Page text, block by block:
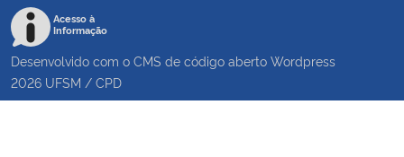
Acesso à
Informação
Desenvolvido com o CMS de código aberto Wordpress
2026 UFSM / CPD